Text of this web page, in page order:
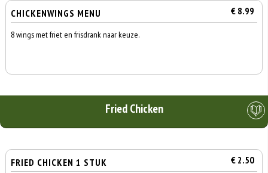
CHICKENWINGS MENU € 8.99
8 wings met friet en frisdrank naar keuze.
Fried Chicken
FRIED CHICKEN 1 STUK € 2.50